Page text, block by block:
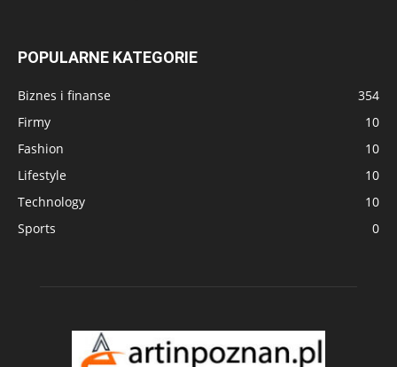
POPULARNE KATEGORIE
Biznes i finanse
354
Firmy
10
Fashion
10
Lifestyle
10
Technology
10
Sports
0